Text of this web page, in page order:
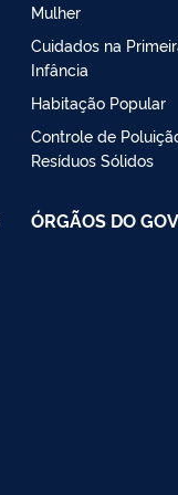
Mulher
Cuidados na
Infância
Habitação Popular
Controle de
Resíduos Sólidos
ÓRGÃOS DO